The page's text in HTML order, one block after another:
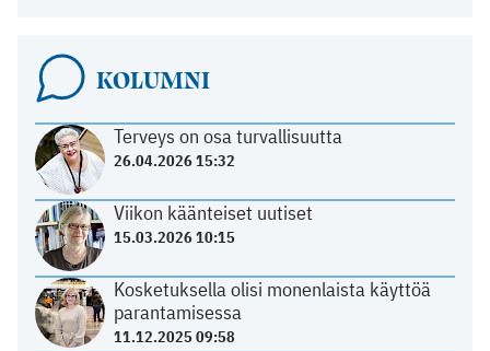
KOLUMNI
Terveys on osa turvallisuutta
26.04.2026 15:32
Viikon käänteiset uutiset
15.03.2026 10:15
Kosketuksella olisi monenlaista käyttöä
parantamisessa
11.12.2025 09:58